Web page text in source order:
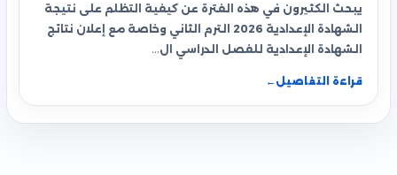
يبحث الكثيرون في هذه الفترة عن كيفية التظلم على نتيجة
الشهادة الإعدادية 2026 الترم الثاني وخاصة مع إعلان نتائج
الشهادة الإعدادية للفصل الدراسي ال…
قراءة التفاصيل ←